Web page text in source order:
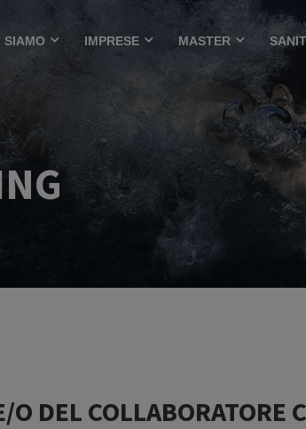
SIAMO IMPRESE MASTER
DEL COLLABORATORE